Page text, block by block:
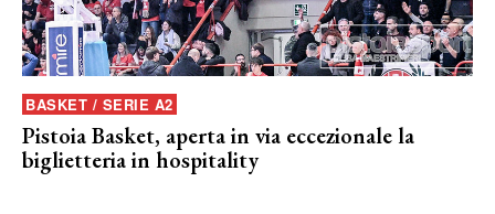
BASKET / SERIE A2
Pistoia Basket, aperta in via eccezionale la
biglietteria in hospitality